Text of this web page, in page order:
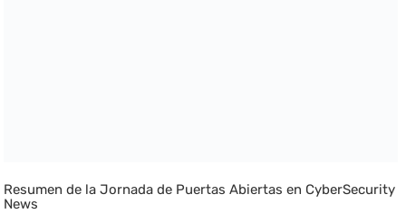
Resumen de la Jornada de Puertas Abiertas en CyberSecurity
News